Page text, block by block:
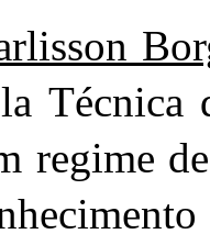
Técnica
regime